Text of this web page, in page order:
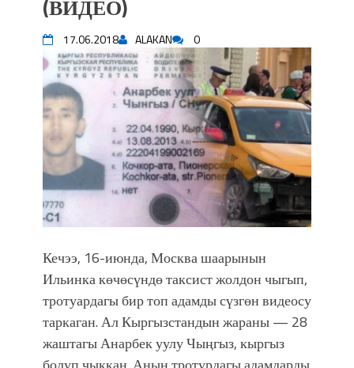
впечатляющим шоу музыкальных
фонтанов в Royal Central Park
Аида САЛЯНОВА: "Кыргыз шахмат
союзунун президенти болуп
шайланышым сыймык жана чоң
жоопкерчилик!"
Садыр ЖАПАРОВ: “Айтматовдой
адабият алпы чыгыш үчүн, улуу көч
уланышы үчүн журнал сөзсүз керек!”
“Китепкана түнγ-2026”: Психолог
Мээрим Мураталиева менен
жолугушууга келиңиз! (Дарек. Видео)
Тоо” журналынын тарыхы жана
редакторлору... (Тизме. Видео)
“КАРА КЕМПИР”: ҮМҮТТҮН
ТҮБӨЛҮК СИМВОЛУ
Кыргызстандагы эң ири музыкалуу
фонтанды көрүү үчүн Royal Central
(ВИДЕО)
17.06.2018 ALAKAN 0
Кечээ, 16-июнда, Москва шаарынын
Ильинка көчөсүндө таксист жолдон чыгып,
тротуардагы бир топ адамды сүзгөн видеосу
таркаган. Ал Кыргызстандын жараны — 28
жаштагы Анарбек уулу Чыңгыз, кыргыз